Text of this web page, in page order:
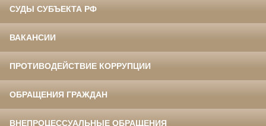
СУДЫ СУБЪЕКТА РФ
ВАКАНСИИ
ПРОТИВОДЕЙСТВИЕ КОРРУПЦИИ
ОБРАЩЕНИЯ ГРАЖДАН
ВНЕПРОЦЕССУАЛЬНЫЕ ОБРАЩЕНИЯ